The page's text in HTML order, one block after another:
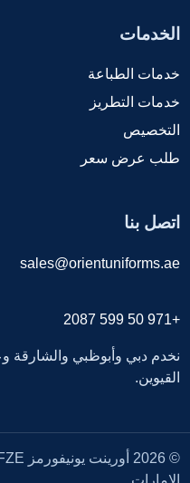
الخدمات
خدمات الطباعة
خدمات التطريز
التخصيص
طلب عرض سعر
اتصل بنا
sales@orientuniforms.ae
+971 50 599 2087
نخدم دبي وأبوظبي والشارقة
القيوين.
الإمارات.